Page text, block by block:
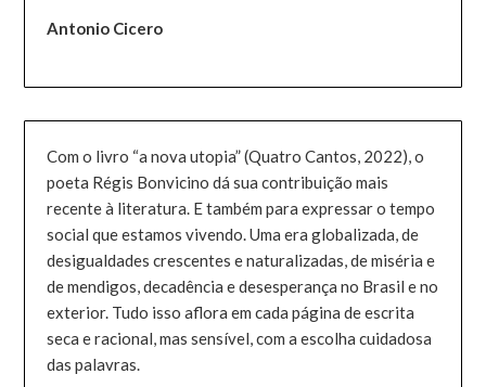
Antonio Cicero
Com o livro “a nova utopia” (Quatro Cantos, 2022), o
poeta Régis Bonvicino dá sua contribuição mais
recente à literatura. E também para expressar o tempo
social que estamos vivendo. Uma era globalizada, de
desigualdades crescentes e naturalizadas, de miséria e
de mendigos, decadência e desesperança no Brasil e no
exterior. Tudo isso aflora em cada página de escrita
seca e racional, mas sensível, com a escolha cuidadosa
das palavras.